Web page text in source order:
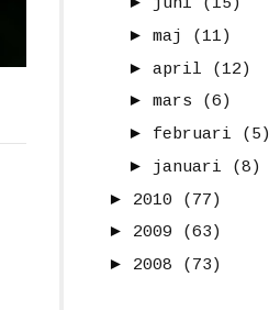
juni
(15)
► maj
(11)
► april
(12)
► mars
(6)
► februari
(5)
► januari
(8)
► 2010
(77)
► 2009
(63)
► 2008 (73)